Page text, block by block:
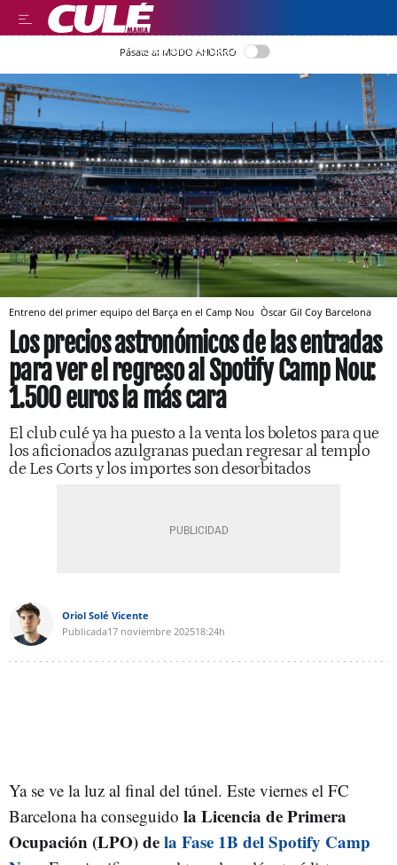
LEER EN CASTELLANO
Pásate al MODO AHORRO
Entreno del primer equipo del Barça en el Camp Nou Òscar Gil Coy Barcelona
Los precios astronómicos de las entradas
para ver el regreso al Spotify Camp Nou:
1.500 euros la más cara
El club culé ya ha puesto a la venta los boletos para que
los aficionados azulgranas puedan regresar al templo
de Les Corts y los importes son desorbitados
Oriol Solé Vicente
Publicada17 noviembre 202518:24h
Ya se ve la luz al final del túnel. Este viernes el FC
Barcelona ha conseguido la Licencia de Primera
Ocupación (LPO) dela Fase 1B del Spotify Camp